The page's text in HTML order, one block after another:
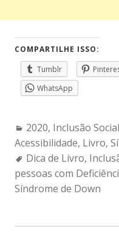
COMPARTILHE ISSO:
Tumblr
WhatsApp
Categories:
2020, Inclusão Social
Acessibilidade, Livro,
Tags:
Dica de Livro,
pessoas com
Síndrome de Down